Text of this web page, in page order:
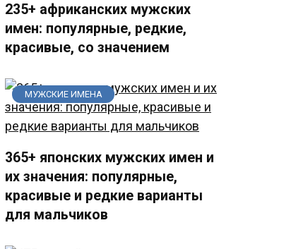
235+ африканских мужских
имен: популярные, редкие,
красивые, со значением
МУЖСКИЕ ИМЕНА
365+ японских мужских имен и
их значения: популярные,
красивые и редкие варианты
для мальчиков